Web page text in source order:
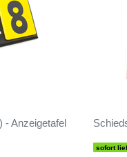
- Anzeigetafel
sofort